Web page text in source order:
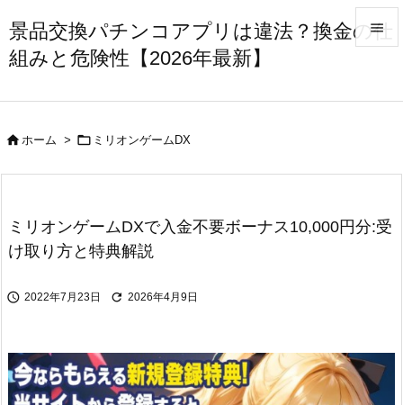
景品交換パチンコアプリは違法？換金の仕
組みと危険性【2026年最新】

前へ
次へ
ホーム >  ミリオンゲームDX
ミリオンゲームDXで入金不要ボーナス10,000円分:受
け取り方と特典解説
 2022年7月23日  2026年4月9日